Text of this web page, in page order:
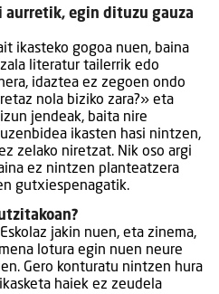
aurretik, egin dituzu gauza
ikasteko gogoa nuen, baina
literatur tailerrik edo
idaztea ez zegoen ondo
nola biziko zara?» eta
jendeak, baita nire
ikasten hasi nintzen,
zelako niretzat. Nik oso argi
ez nintzen planteatzera
gutxiespenagatik.
jakin nuen, eta zinema,
lotura egin nuen neure
Gero konturatu nintzen hura
haiek ez zeudela